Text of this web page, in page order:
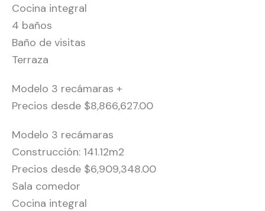
Cocina integral
4 baños
Baño de visitas
Terraza
Modelo 3 recámaras +
Precios desde $8,866,627.00
Modelo 3 recámaras
Construcción: 141.12m2
Precios desde $6,909,348.00
Sala comedor
Cocina integral